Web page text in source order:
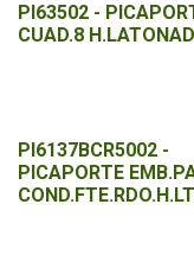
PI63502 -
CUAD.8
PI6137BCR5002 -
PICAPORTE